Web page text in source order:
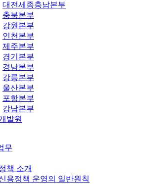
대전세종충남본부
충북본부
강원본부
인천본부
제주본부
경기본부
경남본부
강릉본부
울산본부
포항본부
강남본부
발원
무
책 소개
용정책 운영의 일반원칙